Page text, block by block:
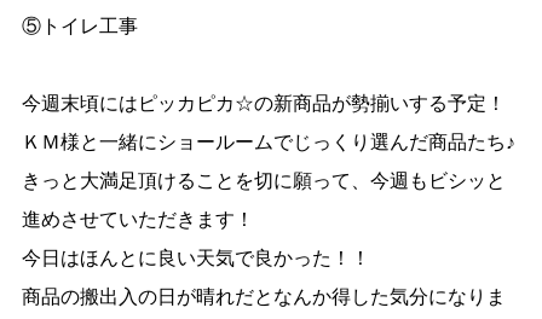
⑤トイレ工事
今週末頃にはピッカピカ☆の新商品が勢揃いする予定！
ＫＭ様と一緒にショールームでじっくり選んだ商品たち♪
きっと大満足頂けることを切に願って、今週もビシッと
進めさせていただきます！
今日はほんとに良い天気で良かった！！
商品の搬出入の日が晴れだとなんか得した気分になりま